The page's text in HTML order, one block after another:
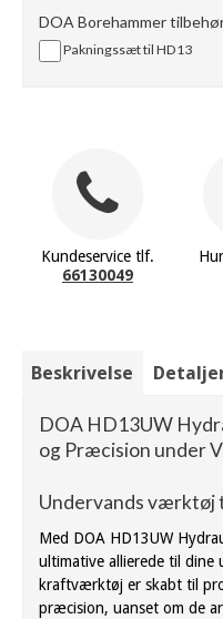
DOA Borehammer
Pakningssæt til HD13
Kundeservice tlf.
66130049
Beskrivelse
DOA HD13UW
og Præcision under
Undervands værktøj
Med DOA HD13UW
ultimative allierede til dine
kraftværktøj er skabt til
præcision, uanset om de